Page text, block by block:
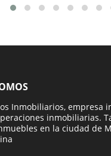
Inmobiliarios, empresa
inmobiliarias.
en la ciudad de